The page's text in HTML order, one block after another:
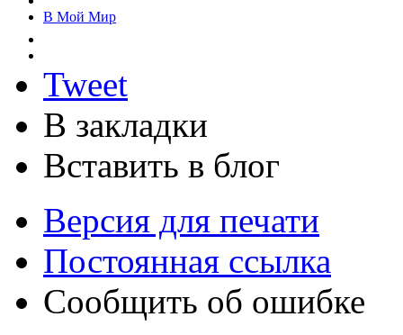
В Мой Мир
Tweet
В закладки
Вставить в блог
Версия для печати
Постоянная ссылка
Сообщить об ошибке